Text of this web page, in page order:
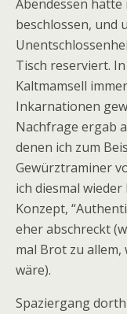
Abendessen
beschlossen, und
Tisch reserviert.
Kaltmamsell
Inkarnationen
Nachfrage ergab
denen ich zum
Gewürztraminer
ich diesmal
Konzept,
eher abschreckt
mal Brot zu
wäre).
Spaziergang